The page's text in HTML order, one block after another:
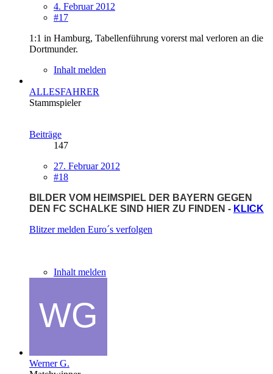
4. Februar 2012
#17
1:1 in Hamburg, Tabellenführung vorerst mal verloren an die
Dortmunder.
Inhalt melden
ALLESFAHRER
Stammspieler
Beiträge
147
27. Februar 2012
#18
BILDER VOM HEIMSPIEL DER BAYERN GEGEN
DEN FC SCHALKE SIND HIER ZU FINDEN - KLICK
Blitzer melden Euro´s verfolgen
Inhalt melden
Werner G.